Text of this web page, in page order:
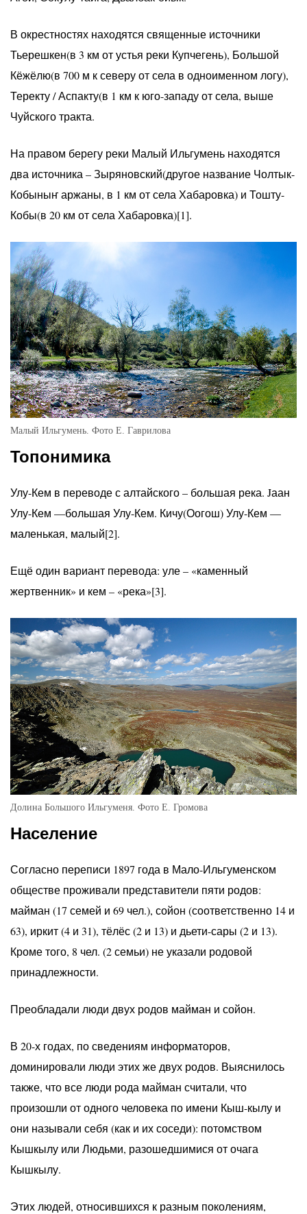
В окрестностях находятся священные источники
Тьерешкен(в 3 км от устья реки Купчегень), Большой
Кёжёлю(в 700 м к северу от села в одноименном логу),
Теректу / Аспакту(в 1 км к юго-западу от села, выше
Чуйского тракта.
На правом берегу реки Малый Ильгумень находятся
два источника – Зыряновский(другое название Чолтык-
Кобыныҥ аржаны, в 1 км от села Хабаровка) и Тошту-
Кобы(в 20 км от села Хабаровка)[1].
Малый Ильгумень. Фото Е. Гаврилова
Топонимика
Улу-Кем в переводе с алтайского – большая река. Jаан
Улу-Кем —большая Улу-Кем. Кичу(Оогош) Улу-Кем —
маленькая, малый[2].
Ещё один вариант перевода: уле – «каменный
жертвенник» и кем – «река»[3].
Долина Большого Ильгуменя. Фото Е. Громова
Население
Согласно переписи 1897 года в Мало-Ильгуменском
обществе проживали представители пяти родов:
майман (17 семей и 69 чел.), сойон (соответственно 14 и
63), иркит (4 и 31), тёлёс (2 и 13) и дьети-сары (2 и 13).
Кроме того, 8 чел. (2 семьи) не указали родовой
принадлежности.
Преобладали люди двух родов майман и сойон.
В 20-х годах, по сведениям информаторов,
доминировали люди этих же двух родов. Выяснилось
также, что все люди рода майман считали, что
произошли от одного человека по имени Кыш-кылу и
они называли себя (как и их соседи): потомством
Кышкылу или Людьми, разошедшимися от очага
Кышкылу.
Этих людей, относившихся к разным поколениям,